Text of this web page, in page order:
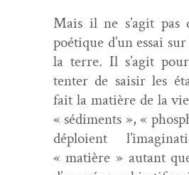
Mais il ne s’agit pas
poé­tique d’un essai
la terre. Il s’agit
ten­ter de saisir les
fait la matière de la
« sédi­ments », «
déploient
« matière » autant